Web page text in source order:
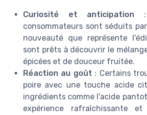
Curiosité et anticipation :
consommateurs sont séduits
nouveauté que représente
sont prêts à découvrir le
épicées et de douceur fruitée.
Réaction au goût : Certains
poire avec une touche acide
ingrédients comme l'acide
expérience rafraîchissante